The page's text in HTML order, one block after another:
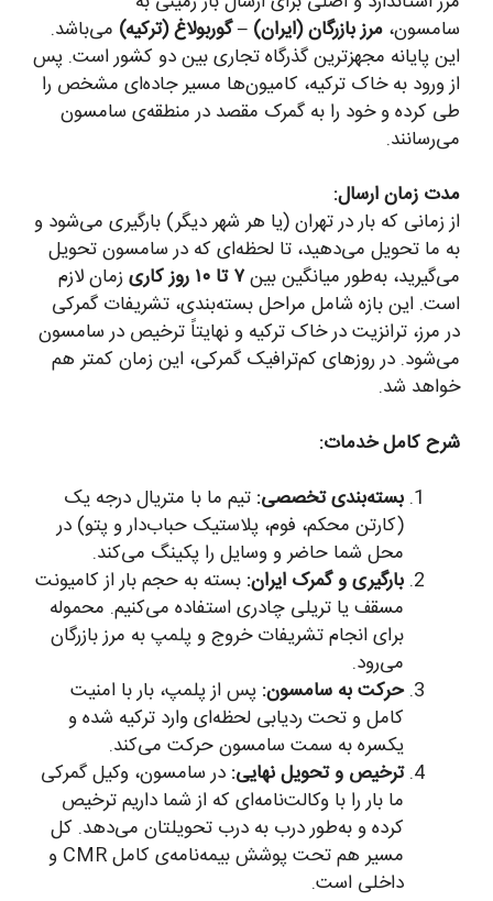
سامسون، مرز بازرگان (ایران) – گوربولاغ (ترکیه) می‌باشد.
این پایانه مجهزترین گذرگاه تجاری بین دو کشور است. پس
از ورود به خاک ترکیه، کامیون‌ها مسیر جاده‌ای مشخص را
طی کرده و خود را به گمرک مقصد در منطقه‌ی سامسون
می‌رسانند.
مدت زمان ارسال:
از زمانی که بار در تهران (یا هر شهر دیگر) بارگیری می‌شود و
به ما تحویل می‌دهید، تا لحظه‌ای که در سامسون تحویل
می‌گیرید، به‌طور میانگین بین۷ تا ۱۰ روز کاری
زمان لازم
است. این بازه شامل مراحل بسته‌بندی، تشریفات گمرکی
در مرز، ترانزیت در خاک ترکیه و نهایتاً ترخیص در سامسون
می‌شود. در روزهای کم‌ترافیک گمرکی، این زمان کمتر هم
خواهد شد.
شرح کامل خدمات:
بسته‌بندی تخصصی: تیم ما با متریال درجه یک
(کارتن محکم، فوم، پلاستیک حباب‌دار و پتو) در
محل شما حاضر و وسایل را پکینگ می‌کند.
بارگیری و گمرک ایران: بسته به حجم بار از کامیونت
مسقف یا تریلی چادری استفاده می‌کنیم. محموله
برای انجام تشریفات خروج و پلمپ به مرز بازرگان
می‌رود.
حرکت به سامسون: پس از پلمپ، بار با امنیت
کامل و تحت ردیابی لحظه‌ای وارد ترکیه شده و
یکسره به سمت سامسون حرکت می‌کند.
ترخیص و تحویل نهایی: در سامسون، وکیل گمرکی
ما بار را با وکالت‌نامه‌ای که از شما داریم ترخیص
کرده و به‌طور درب به درب تحویلتان می‌دهد. کل
مسیر هم تحت پوشش بیمه‌نامه‌ی کامل CMR و
داخلی است.